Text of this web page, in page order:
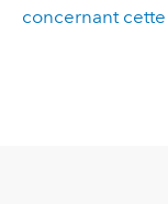
concernant